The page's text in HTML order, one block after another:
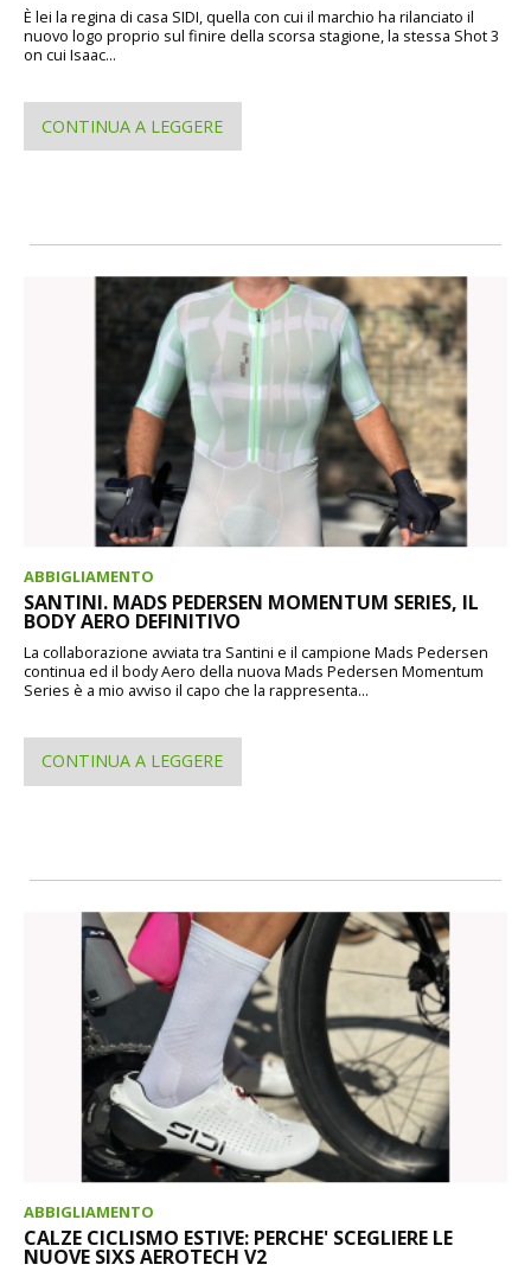
È lei la regina di casa SIDI, quella con cui il marchio ha rilanciato il
nuovo logo proprio sul finire della scorsa stagione, la stessa Shot 3
on cui Isaac...
CONTINUA A LEGGERE
ABBIGLIAMENTO
SANTINI. MADS PEDERSEN MOMENTUM SERIES, IL
BODY AERO DEFINITIVO
La collaborazione avviata tra Santini e il campione Mads Pedersen
continua ed il body Aero della nuova Mads Pedersen Momentum
Series è a mio avviso il capo che la rappresenta...
CONTINUA A LEGGERE
ABBIGLIAMENTO
CALZE CICLISMO ESTIVE: PERCHE' SCEGLIERE LE
NUOVE SIXS AEROTECH V2